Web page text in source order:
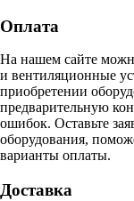
Оплата
На нашем сайте
и вентиляционные
приобретении
предварительную
ошибок. Оставьте
оборудования,
варианты оплаты.
Доставка